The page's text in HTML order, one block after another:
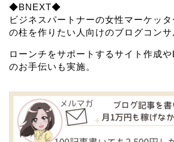
◆BNEXT◆
ビジネスパートナーの女性マーケッ
の柱を作りたい人向けのブログコンサ
ローンチをサポートするサイト作成
のお手伝いも実施。